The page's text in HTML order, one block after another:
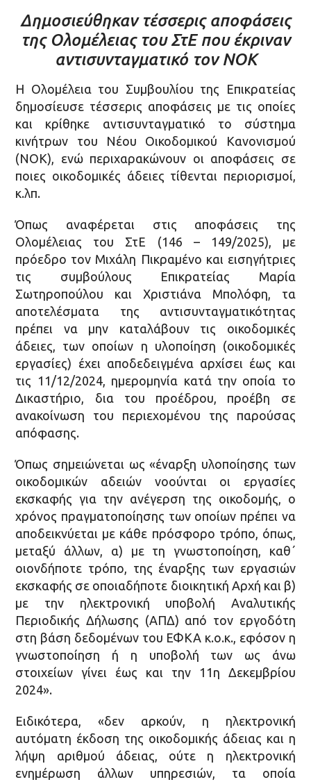
Δημοσιεύθηκαν τέσσερις αποφάσεις
της Ολομέλειας του ΣτΕ που έκριναν
αντισυνταγματικό τον ΝΟΚ
Η Ολομέλεια του Συμβουλίου της Επικρατείας
δημοσίευσε τέσσερις αποφάσεις με τις οποίες
και κρίθηκε αντισυνταγματικό το σύστημα
κινήτρων του Νέου Οικοδομικού Κανονισμού
(ΝΟΚ), ενώ περιχαρακώνουν οι αποφάσεις σε
ποιες οικοδομικές άδειες τίθενται περιορισμοί,
κ.λπ.
Όπως αναφέρεται στις αποφάσεις της
Ολομέλειας του ΣτΕ (146 – 149/2025), με
πρόεδρο τον Μιχάλη Πικραμένο και εισηγήτριες
τις συμβούλους Επικρατείας Μαρία
Σωτηροπούλου και Χριστιάνα Μπολόφη, τα
αποτελέσματα της αντισυνταγματικότητας
πρέπει να μην καταλάβουν τις οικοδομικές
άδειες, των οποίων η υλοποίηση (οικοδομικές
εργασίες) έχει αποδεδειγμένα αρχίσει έως και
τις 11/12/2024, ημερομηνία κατά την οποία το
Δικαστήριο, δια του προέδρου, προέβη σε
ανακοίνωση του περιεχομένου της παρούσας
απόφασης.
Όπως σημειώνεται ως «έναρξη υλοποίησης των
οικοδομικών αδειών νοούνται οι εργασίες
εκσκαφής για την ανέγερση της οικοδομής, ο
χρόνος πραγματοποίησης των οποίων πρέπει να
αποδεικνύεται με κάθε πρόσφορο τρόπο, όπως,
μεταξύ άλλων, α) με τη γνωστοποίηση, καθ΄
οιονδήποτε τρόπο, της έναρξης των εργασιών
εκσκαφής σε οποιαδήποτε διοικητική Αρχή και β)
με την ηλεκτρονική υποβολή Αναλυτικής
Περιοδικής Δήλωσης (ΑΠΔ) από τον εργοδότη
στη βάση δεδομένων του ΕΦΚΑ κ.ο.κ., εφόσον η
γνωστοποίηση ή η υποβολή των ως άνω
στοιχείων γίνει έως και την 11η Δεκεμβρίου
2024».
Ειδικότερα, «δεν αρκούν, η ηλεκτρονική
αυτόματη έκδοση της οικοδομικής άδειας και η
λήψη αριθμού άδειας, ούτε η ηλεκτρονική
ενημέρωση άλλων υπηρεσιών, τα οποία